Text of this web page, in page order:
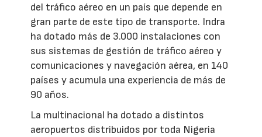
del tráfico aéreo en un país que depende en
gran parte de este tipo de transporte. Indra
ha dotado más de 3.000 instalaciones con
sus sistemas de gestión de tráfico aéreo y
comunicaciones y navegación aérea, en 140
países y acumula una experiencia de más de
90 años.
La multinacional ha dotado a distintos
aeropuertos distribuidos por toda Nigeria